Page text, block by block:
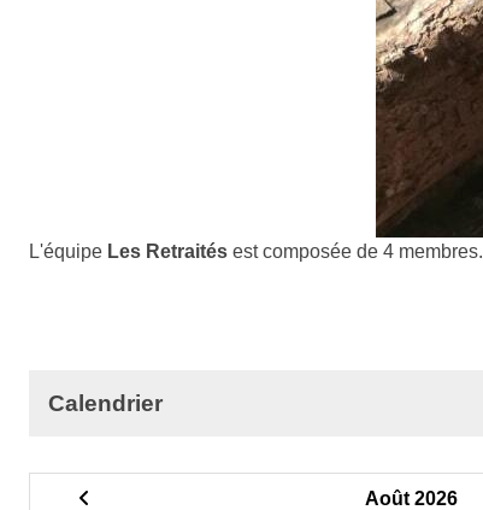
L'équipe Les Retraités est composée de 4 membres.
Calendrier
Août 2026